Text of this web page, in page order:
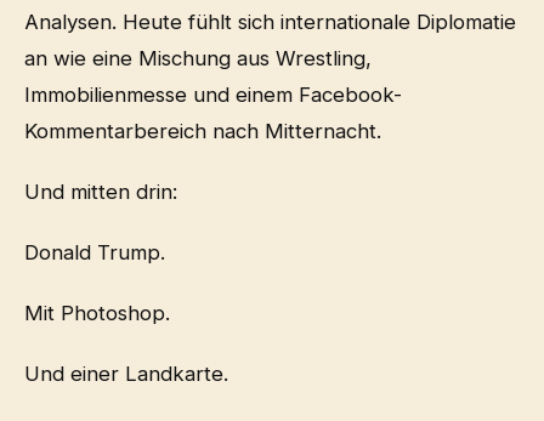
Analysen. Heute fühlt sich internationale Diplomatie
an wie eine Mischung aus Wrestling,
Immobilienmesse und einem Facebook-
Kommentarbereich nach Mitternacht.
Und mitten drin:
Donald Trump.
Mit Photoshop.
Und einer Landkarte.